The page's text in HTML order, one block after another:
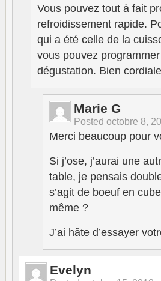
Vous pouvez tout à fait
refroidissement rapide.
qui a été celle de la
vous pouvez
dégustation. Bien
Marie G
Posted octobre 8,
Merci beaucoup pour
Si j’ose, j’aurai une
table, je pensais
s’agit de boeuf en
même ?
J’ai hâte d’essayer
Evelyn